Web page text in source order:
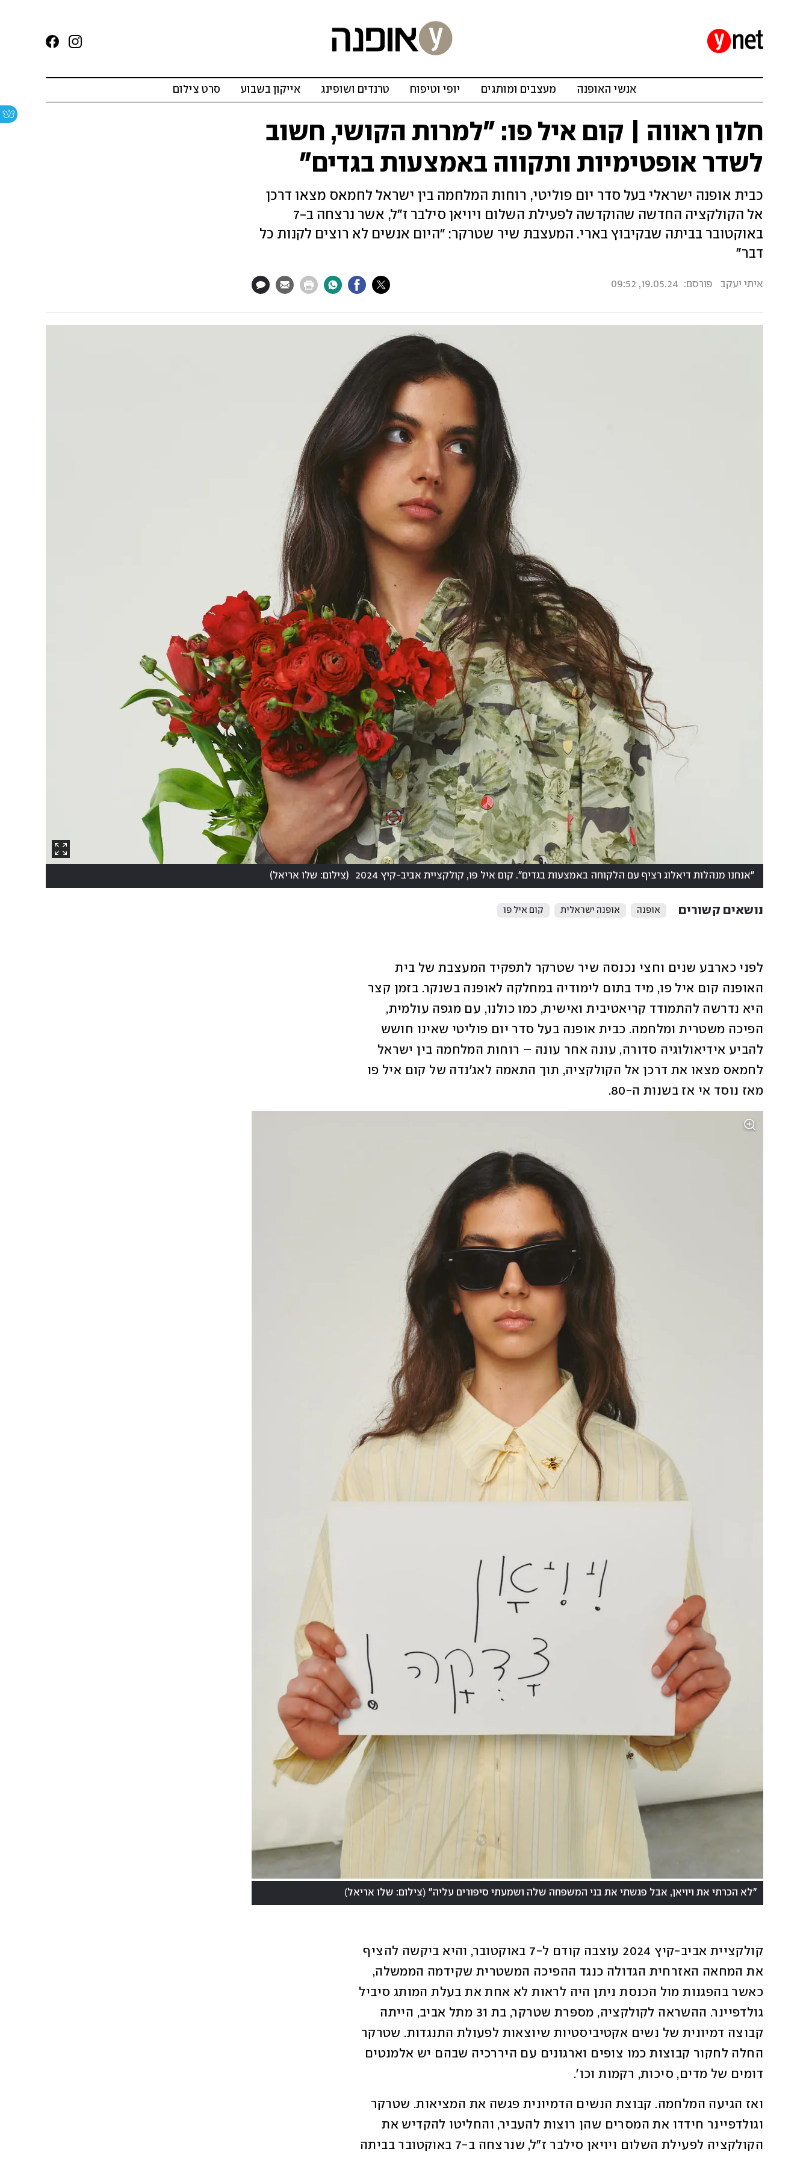
אנשי האופנה מעצבים ומותגים יופי וטיפוח טרנדים ושופינג אייקון בשבוע סרט צילום
חלון ראווה | קום איל פו: "למרות הקושי, חשוב
לשדר אופטימיות ותקווה באמצעות בגדים"
כבית אופנה ישראלי בעל סדר יום פוליטי, רוחות המלחמה בין ישראל לחמאס מצאו דרכן
אל הקולקציה החדשה שהוקדשה לפעילת השלום ויויאן סילבר ז"ל, אשר נרצחה ב-7
באוקטובר בביתה שבקיבוץ בארי. המעצבת שיר שטרקר: "היום אנשים לא רוצים לקנות כל
דבר"
איתי יעקב פורסם: 19.05.24, 09:52
"אנחנו מנהלות דיאלוג רציף עם הלקוחה באמצעות בגדים". קום איל פו, קולקציית אביב-קיץ 2024 (צילום: שלו אריאל)
נושאים קשורים אופנה אופנה ישראלית קום איל פו
לפני כארבע שנים וחצי נכנסה שיר שטרקר לתפקיד המעצבת של בית
מאז נוסד אי אז בשנות ה-80.
"לא הכרתי את ויויאן, אבל פגשתי את בני המשפחה שלה ושמעתי סיפורים עליה" (צילום: שלו אריאל)
קולקציית אביב-קיץ 2024 עוצבה קודם ל-7 באוקטובר, והיא ביקשה להציף
דומים של מדים, סיכות, רקמות וכו'.
וגולדפיינר חידדו את המסרים שהן רוצות להעביר, והחליטו להקדיש את